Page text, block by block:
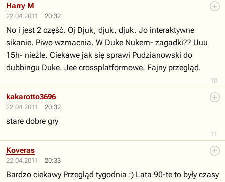
22.04.2011 20:32
10
Harry M
No i jest 2 część. Oj Djuk, djuk, djuk. Jo interaktywne
sikanie. Piwo wzmacnia. W Duke Nukem- zagadki?? Uuu
15h- nieźle. Ciekawe jak się sprawi Pudzianowski do
dubbingu Duke. Jee crossplatformowe. Fajny przegląd.
22.04.2011 20:32
11
kakarotto3696
stare dobre gry
22.04.2011 20:33
Koveras
Bardzo ciekawy Przegląd tygodnia :) Lata 90-te to były czasy